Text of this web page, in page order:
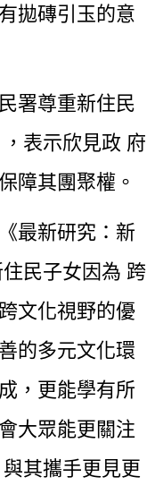
拋磚引玉的意
署尊重新住民
表示欣見政 府
障其團聚權。
最新研究：新
民子女因為 跨
文化視野的優
的多元文化環
，更能學有所
大眾能更關注
其攜手更見更